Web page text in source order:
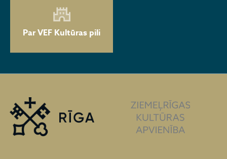
Par VEF Kultūras pili